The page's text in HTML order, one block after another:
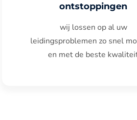
ontstoppingen
wij lossen op al uw
leidingsproblemen zo snel
en met de beste